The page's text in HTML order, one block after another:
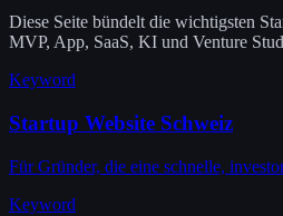
Diese Seite bündelt die wichtigsten
MVP, App, SaaS, KI und Venture
Keyword
Startup Website Schweiz
Für Gründer, die eine schnelle,
Keyword